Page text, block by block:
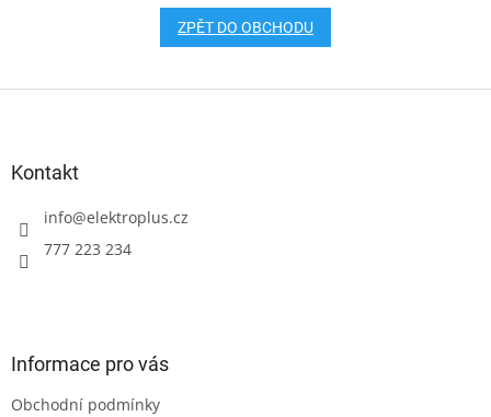
ZPĚT DO OBCHODU
Kontakt
info@elektroplus.cz
777 223 234
Informace pro vás
Obchodní podmínky